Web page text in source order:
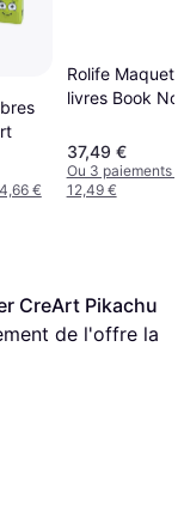
€
Rolife
livres Book
37,49 €
Ou 3 paiements
12,49 €
CreArt Pikachu
de l'offre la